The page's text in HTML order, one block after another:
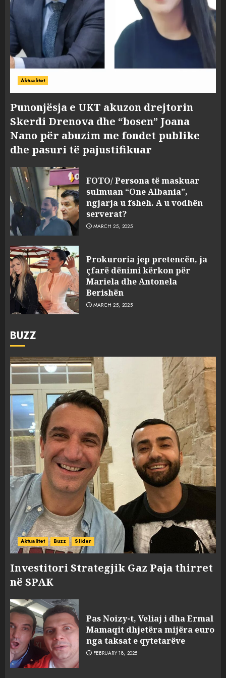
Aktualitet
Punonjësja e UKT akuzon drejtorin
Skerdi Drenova dhe “bosen” Joana
Nano për abuzim me fondet publike
dhe pasuri të pajustifikuar
FOTO/ Persona të maskuar
sulmuan “One Albania”,
ngjarja u fsheh. A u vodhën
serverat?
MARCH 25, 2025
Prokuroria jep pretencën, ja
çfarë dënimi kërkon për
Mariela dhe Antonela
Berishën
MARCH 25, 2025
BUZZ
Aktualitet Buzz Slider
Investitori Strategjik Gaz Paja thirret
në SPAK
Pas Noizy-t, Veliaj i dha Ermal
Mamaqit dhjetëra mijëra euro
nga taksat e qytetarëve
FEBRUARY 18, 2025